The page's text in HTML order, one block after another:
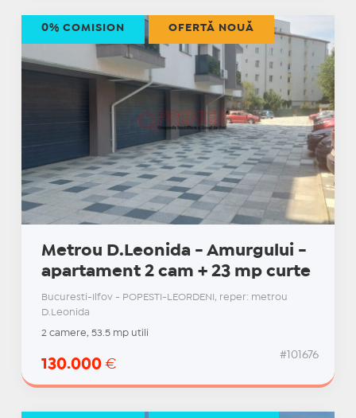
Metrou D.Leonida - Amurgului -
apartament 2 cam + 23 mp curte
Bucuresti-Ilfov - POPESTI-LEORDENI, reper: metrou
D.Leonida
2 camere, 53.5 mp utili
130.000 €
#101676
0% COMISION OFERTĂ NOUĂ